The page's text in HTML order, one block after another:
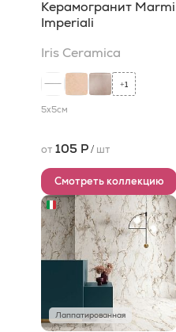
Керамогранит Marmi
Imperiali
Iris Ceramica
+1
5x5см
от 105 Р/ шт
Смотреть коллекцию
Лаппатированная